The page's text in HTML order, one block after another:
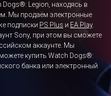
Dogs®: Legion, находясь в
Мы продаём электронные
подписки PS Plus и EA Play.
Sony, при этом вы сможете
аккаунте. Мы
купить Watch Dogs®:
банка или электронный